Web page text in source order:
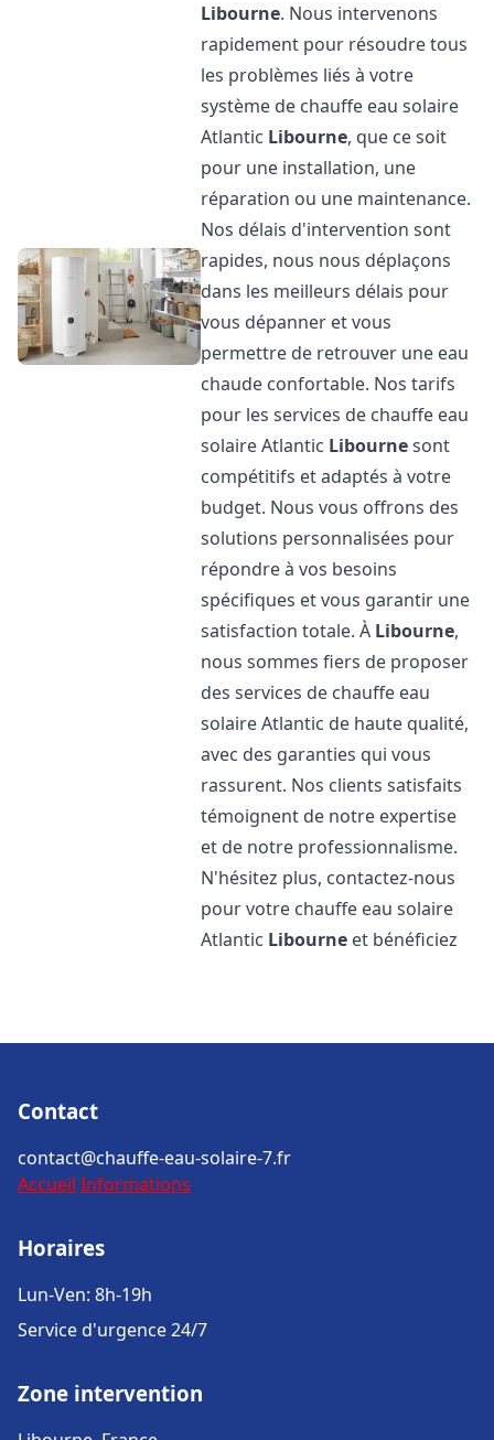
Libourne. Nous intervenons
rapidement pour résoudre tous
les problèmes liés à votre
système de chauffe eau solaire
Atlantic Libourne, que ce soit
pour une installation, une
réparation ou une maintenance.
Nos délais d'intervention sont
rapides, nous nous déplaçons
dans les meilleurs délais pour
vous dépanner et vous
permettre de retrouver une eau
chaude confortable. Nos tarifs
pour les services de chauffe eau
solaire Atlantic Libournesont
compétitifs et adaptés à votre
budget. Nous vous offrons des
solutions personnalisées pour
répondre à vos besoins
spécifiques et vous garantir une
satisfaction totale. À Libourne,
nous sommes fiers de proposer
des services de chauffe eau
solaire Atlantic de haute qualité,
avec des garanties qui vous
rassurent. Nos clients satisfaits
témoignent de notre expertise
et de notre professionnalisme.
N'hésitez plus, contactez-nous
pour votre chauffe eau solaire
Atlantic Libourne et bénéficiez
Contact
contact@chauffe-eau-solaire-7.fr
Accueil Informations
Horaires
Lun-Ven: 8h-19h
Service d'urgence 24/7
Zone intervention